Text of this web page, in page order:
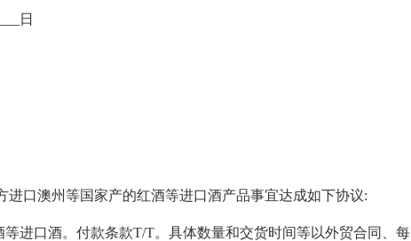
日
口澳州等国家产的红酒等进口酒产品事宜达成如下协议:
口酒。付款条款T/T。具体数量和交货时间等以外贸合同、每